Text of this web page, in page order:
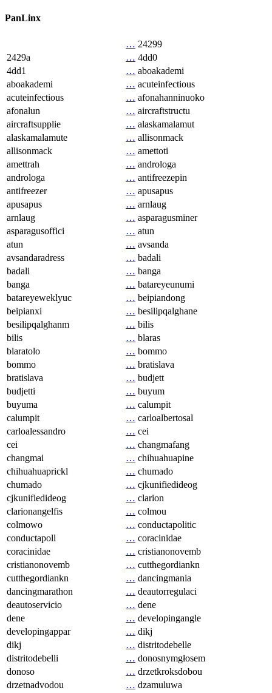
PanLinx
… 24299
2429a
… 4dd0
4dd1
… aboakademi
aboakademi
… acuteinfectious
acuteinfectious
… afonahanninuoko
afonalun
… aircraftstructu
aircraftsupplie
… alaskamalamut
alaskamalamute
… allisonmack
allisonmack
… amettoti
amettrah
… androloga
androloga
… antifreezepin
antifreezer
… apusapus
apusapus
… arnlaug
arnlaug
… asparagusminer
asparagusoffici
… atun
atun
… avsanda
avsandaradress
… badali
badali
… banga
banga
… batareyeunumi
batareyeweklyuc
… beipiandong
beipianxi
… besilipqalghane
besilipqalghanm
… bilis
bilis
… blaras
blaratolo
… bommo
bommo
… bratislava
bratislava
… budjett
budjetti
… buyum
buyuma
… calumpit
calumpit
… carloalbertosal
carloalessandro
… cei
cei
… changmafang
changmai
… chihuahuapine
chihuahuaprickl
… chumado
chumado
… cjkunifiedideog
cjkunifiedideog
… clarion
clarionangelfis
… colmou
colmowo
… conductapolitic
conductapoll
… coracinidae
coracinidae
… cristianonovemb
cristianonovemb
… cutthegordiankn
cutthegordiankn
… dancingmania
dancingmarathon
… deautorregulaci
deautoservicio
… dene
dene
… developingangle
developingappar
… dikj
dikj
… distritodebelle
distritodebelli
… donosnymgłosem
donoso
… drzetkroksdobou
drzetnadvodou
… dzamuluwa